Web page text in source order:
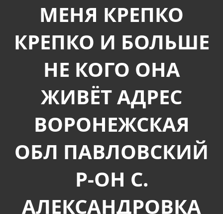
МЕНЯ КРЕПКО
КРЕПКО И БОЛЬШЕ
НЕ КОГО ОНА
ЖИВЁТ АДРЕС
ВОРОНЕЖСКАЯ
ОБЛ ПАВЛОВСКИЙ
Р-ОН С.
АЛЕКСАНДРОВКА